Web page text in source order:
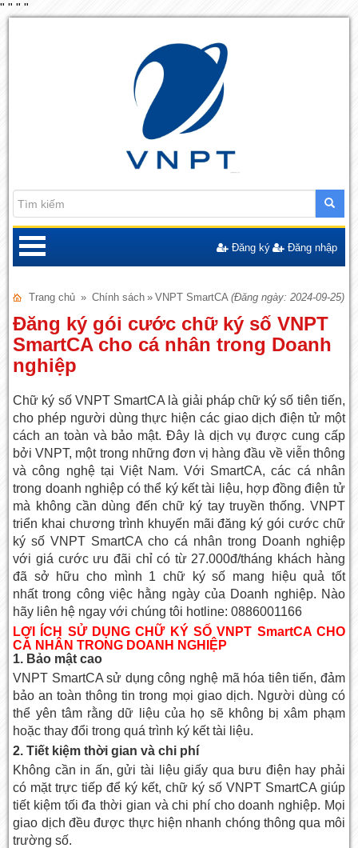
" " " "
Đăng ký Đăng nhập
Trang chủ » Chính sách » VNPT SmartCA (Đăng ngày: 2024-09-25)
Đăng ký gói cước chữ ký số VNPT
SmartCA cho cá nhân trong Doanh
nghiệp
Chữ ký số VNPT SmartCA là giải pháp chữ ký số tiên tiến,
cho phép người dùng thực hiện các giao dịch điện tử một
cách an toàn và bảo mật. Đây là dịch vụ được cung cấp
bởi VNPT, một trong những đơn vị hàng đầu về viễn thông
và công nghệ tại Việt Nam. Với SmartCA, các cá nhân
trong doanh nghiệp có thể ký kết tài liệu, hợp đồng điện tử
mà không cần dùng đến chữ ký tay truyền thống. VNPT
triển khai chương trình khuyến mãi đăng ký gói cước chữ
ký số VNPT SmartCA cho cá nhân trong Doanh nghiệp
với giá cước ưu đãi chỉ có từ 27.000đ/tháng khách hàng
đã sở hữu cho mình 1 chữ ký số mang hiệu quả tốt
nhất trong công việc hằng ngày của Doanh nghiệp. Nào
hãy liên hệ ngay với chúng tôi hotline: 0886001166
LỢI ÍCH SỬ DỤNG CHỮ KÝ SỐ VNPT SmartCA CHO
CÁ NHÂN TRONG DOANH NGHIỆP
1. Bảo mật cao
VNPT SmartCA sử dụng công nghệ mã hóa tiên tiến, đảm
bảo an toàn thông tin trong mọi giao dịch. Người dùng có
thể yên tâm rằng dữ liệu của họ sẽ không bị xâm phạm
hoặc thay đổi trong quá trình ký kết tài liệu.
2. Tiết kiệm thời gian và chi phí
Không cần in ấn, gửi tài liệu giấy qua bưu điện hay phải
có mặt trực tiếp để ký kết, chữ ký số VNPT SmartCA giúp
tiết kiệm tối đa thời gian và chi phí cho doanh nghiệp. Mọi
giao dịch đều được thực hiện nhanh chóng thông qua môi
trường số.